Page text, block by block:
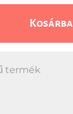
Kosárba
termék